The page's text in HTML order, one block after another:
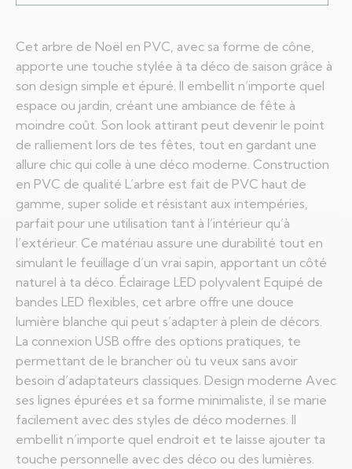
Cet arbre de Noël en PVC, avec sa forme de cône,
apporte une touche stylée à ta déco de saison grâce à
son design simple et épuré. Il embellit n’importe quel
espace ou jardin, créant une ambiance de fête à
moindre coût. Son look attirant peut devenir le point
de ralliement lors de tes fêtes, tout en gardant une
allure chic qui colle à une déco moderne. Construction
en PVC de qualité L’arbre est fait de PVC haut de
gamme, super solide et résistant aux intempéries,
parfait pour une utilisation tant à l’intérieur qu’à
l’extérieur. Ce matériau assure une durabilité tout en
simulant le feuillage d’un vrai sapin, apportant un côté
naturel à ta déco. Éclairage LED polyvalent Equipé de
bandes LED flexibles, cet arbre offre une douce
lumière blanche qui peut s’adapter à plein de décors.
La connexion USB offre des options pratiques, te
permettant de le brancher où tu veux sans avoir
besoin d’adaptateurs classiques. Design moderne Avec
ses lignes épurées et sa forme minimaliste, il se marie
facilement avec des styles de déco modernes. Il
embellit n’importe quel endroit et te laisse ajouter ta
touche personnelle avec des déco ou des lumières.